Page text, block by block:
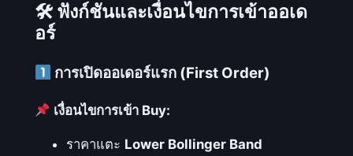
ท
ร
อั
โ
🛠 ฟังก์ชันและเงื่อนไขการเข้าออเด
อร์
การเปิดออเดอร์แรก (First Order)
เงื่อนไขการเข้า Buy:
ราคาแตะ Lower Bollinger Band